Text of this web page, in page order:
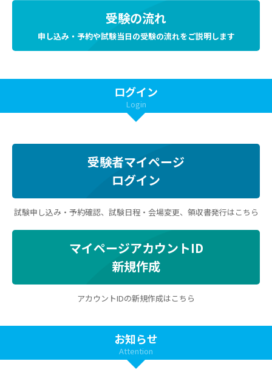
受験の流れ
申し込み・予約や試験当日の受験の流れをご説明します
ログイン
Login
受験者マイページ
ログイン
試験申し込み・予約確認、試験日程・会場変更、領収書発行はこちら
マイページアカウントID
新規作成
アカウントIDの新規作成はこちら
お知らせ
Attention